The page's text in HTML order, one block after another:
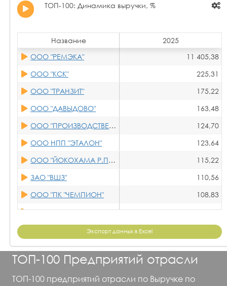
ООО "АГРОВЕКТОР"
ООО "ПРОИЗВОДСТВЕННОЕ ОБЪЕДИНЕНИЕ "ЭЛАСТОМЕР"
72,52
ООО "ПК "ЧЕМПИОН"
69,60
ТОП-100: Динамика выручки, %
Название
2025
ООО "РЕМЭКА"
11 405,38
ООО "КСК"
225,31
ООО "ТРАНЗИТ"
175,22
ООО "ДАВЫДОВО"
163,48
ООО "ПРОИЗВОДСТВЕННОЕ ОБЪЕДИНЕНИЕ "ЭЛАСТОМЕР"
124,70
ООО НПП "ЭТАЛОН"
123,64
ООО "ЙОКОХАМА Р.П.З."
115,22
ЗАО "ВШЗ"
110,56
ООО "ПК "ЧЕМПИОН"
108,83
ООО "МЕЛАРИС"
106,23
ООО ПК "КИРОВ ТАЙР"
101,47
ООО "МАРАФОН"
95,99
ООО "АВРОРА АВТО"
ООО "МЕТАТЭКС"
Экспорт данных в Excel
ТОП-100 Предприятий отрасли
ТОП-100 предприятий отрасли по Выручке по